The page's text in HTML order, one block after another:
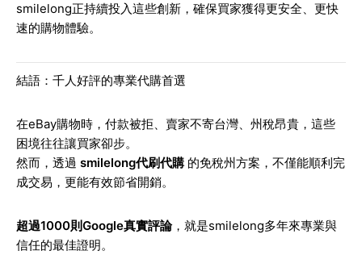
smilelong正持續投入這些創新，確保買家獲得更安全、更快
速的購物體驗。
結語：千人好評的專業代購首選
在eBay購物時，付款被拒、賣家不寄台灣、州稅昂貴，這些
困境往往讓買家卻步。
然而，透過 smilelong代刷代購 的免稅州方案，不僅能順利完
成交易，更能有效節省開銷。
超過1000則Google真實評論，就是smilelong多年來專業與
信任的最佳證明。